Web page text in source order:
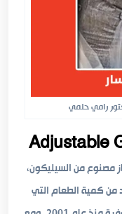
رامي حلمي
مصنوع من السيليكون،
من كمية الطعام التي